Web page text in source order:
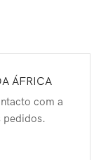
ÁFRICA
com a
pedidos.